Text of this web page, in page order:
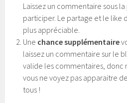
Laissez un commentaire sous
participer. Le partage et le like
plus appréciable.
Une chance supplémentaire
laissez un commentaire sur le
valide les commentaires, donc
vous ne voyez pas apparaitre
tous !